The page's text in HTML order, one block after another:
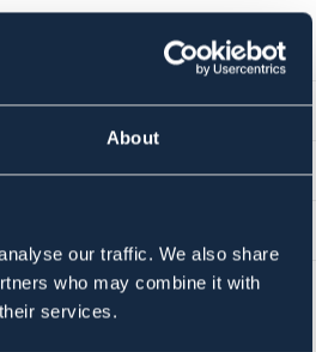
About
our traffic. We also share
who may combine it with
services.
GRÅ
Se lager i butik
Recensioner